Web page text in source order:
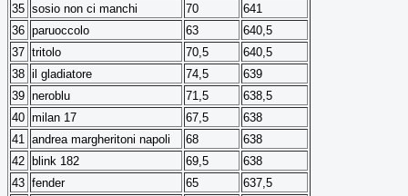
35 sosio non ci manchi 70
641
36 paruoccolo 63
640,5
37 tritolo 70,5
640,5
38 il gladiatore 74,5
639
39 neroblu 71,5
638,5
40 milan 17 67,5
638
41
andrea margheritoni napoli 68
638
42
blink 182 69,5
638
43 fender 65
637,5